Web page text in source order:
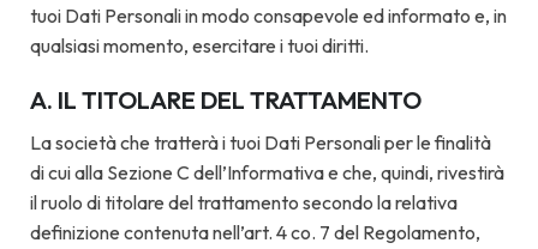
tuoi Dati Personali in modo consapevole ed informato e, in
qualsiasi momento, esercitare i tuoi diritti.
A. IL TITOLARE DEL TRATTAMENTO
La società che tratterà i tuoi Dati Personali per le finalità
di cui alla Sezione C dell’Informativa e che, quindi, rivestirà
il ruolo di titolare del trattamento secondo la relativa
definizione contenuta nell’art. 4 co. 7 del Regolamento,